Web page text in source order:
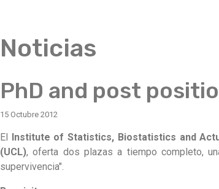
Noticias
PhD and post
15 Octubre 2012
El Institute of Statistics, Biostatistics and
(UCL), oferta dos plazas a tiempo completo,
supervivencia".